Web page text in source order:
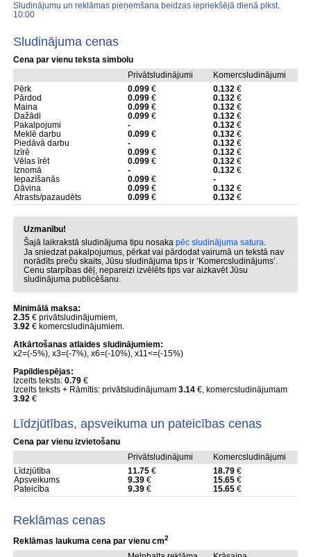
Sludinājumu un reklāmas pieņemšana beidzas iepriekšējā dienā plkst.
10:00
Sludinājuma cenas
Cena par vienu teksta simbolu
Privātsludinājumi
Komercsludinājumi
Pērk
0.099€ 0.132€
Pārdod
0.099€ 0.132€
Maina
0.099€ 0.132€
Dažādi
0.099€ 0.132€
Pakalpojumi
- 0.132€
Meklē darbu
0.099€ 0.132€
Piedāvā darbu
- 0.132€
Izīrē
0.099€ 0.132€
Vēlas īrēt
0.099€ 0.132€
Iznomā
- 0.132€
Iepazīšanās
0.099€
-
Dāvina
0.099€ 0.132€
Atrasts/pazaudēts
0.099€ 0.132€
Uzmanību!
Šajā laikrakstā sludinājuma tipu nosaka pēc sludinājuma satura.
Ja sniedzat pakalpojumus, pērkat vai pārdodat vairumā un tekstā nav
norādīts preču skaits, Jūsu sludinājuma tips ir ‘Komercsludinājums’.
Cenu starpības dēļ, nepareizi izvēlēts tips var aizkavēt Jūsu
sludinājuma publicēšanu.
Minimālā maksa:
2.35€ privātsludinājumiem,
3.92€ komercsludinājumiem.
Atkārtošanas atlaides sludinājumiem:
x2=(-5%), x3=(-7%), x6=(-10%), x11<=(-15%)
Papildiespējas:
Izcelts teksts: 0.79€
Izcelts teksts + Rāmītis: privātsludinājumam 3.14€, komercsludinājumam
3.92€
Līdzjūtības, apsveikuma un pateicības cenas
Cena par vienu izvietošanu
Privātsludinājumi
Komercsludinājumi
Līdzjūtība
11.75€ 18.79€
Apsveikums
9.39€ 15.65€
Pateicība
9.39€ 15.65€
Reklāmas cenas
Reklāmas laukuma cena par vienu cm2